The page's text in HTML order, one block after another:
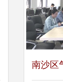
南沙区